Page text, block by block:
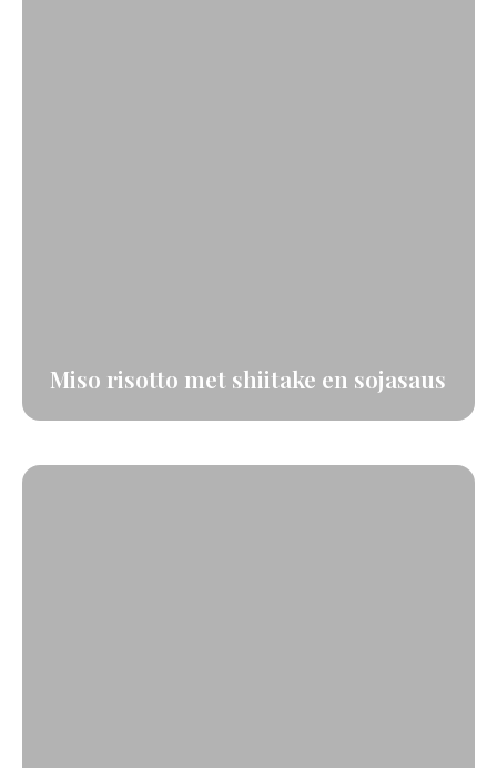
Miso risotto met shiitake en sojasaus